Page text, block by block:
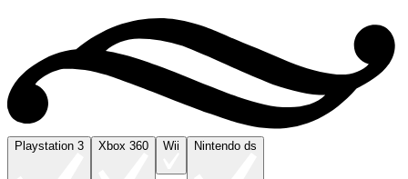
Playstation 3 Xbox 360 Wii Nintendo ds